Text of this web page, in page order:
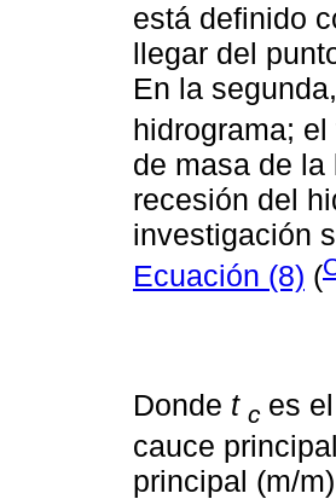
está definido
llegar del
En la
hidrograma;
de masa de
recesión del
investigación
Ecuación (8) (
Donde t c es
cauce
principal (m/